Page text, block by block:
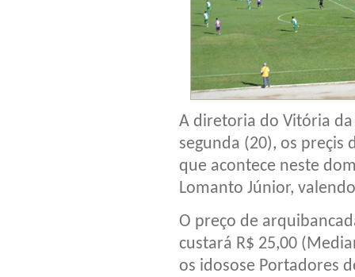
A diretoria do Vitória
segunda (20), os preçis
que acontece neste
Lomanto Júnior,
O preço de
custará R$ 25,00
os idosose Portadores